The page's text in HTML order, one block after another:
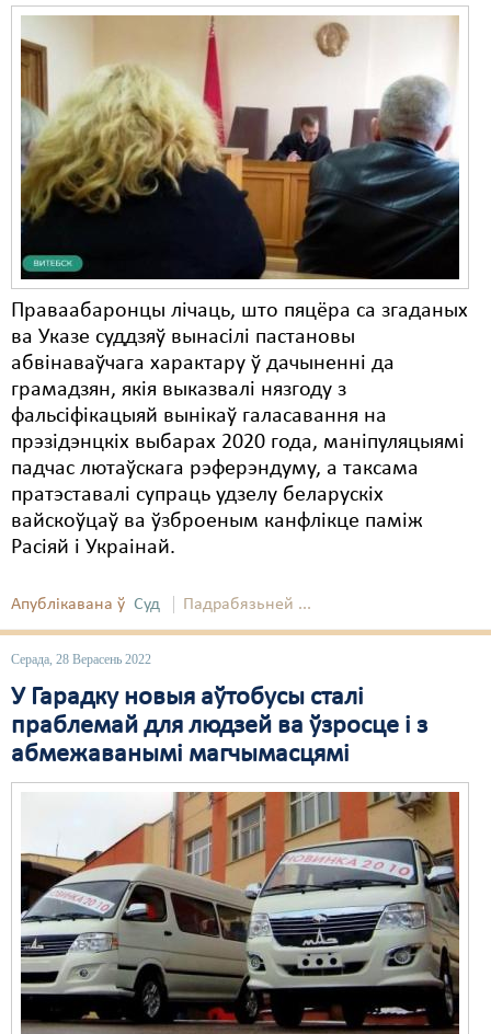
Праваабаронцы лічаць, што пяцёра са згаданых
ва Указе суддзяў вынасілі пастановы
абвінаваўчага характару ў дачыненні да
грамадзян, якія выказвалі нязгоду з
фальсіфікацыяй вынікаў галасавання на
прэзідэнцкіх выбарах 2020 года, маніпуляцыямі
падчас лютаўскага рэферэндуму, а таксама
пратэставалі супраць удзелу беларускіх
вайскоўцаў ва ўзброеным канфлікце паміж
Расіяй і Украінай.
Апублікавана ў Суд Падрабязьней ...
Серада, 28 Верасень 2022
У Гарадку новыя аўтобусы сталі
праблемай для людзей ва ўзросце і з
абмежаванымі магчымасцямі
Сьмяротнае пакараньне
Экалёгія
Правы працоўных
Сацыяльныя правы